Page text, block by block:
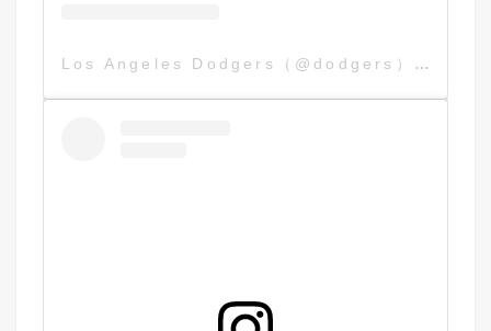
Los Angeles Dodgers（@dodgers）分享的貼文